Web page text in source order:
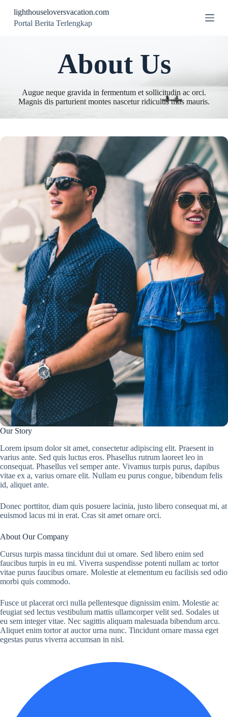
S
k
t
lighthouseloversvacation.com
Portal Berita Terlengkap
About Us
Augue neque gravida in fermentum et sollicitudin ac orci.
Magnis dis parturient montes nascetur ridiculus mus mauris.
Our Story
Lorem ipsum dolor sit amet, consectetur adipiscing elit. Praesent in
varius ante. Sed quis luctus eros. Phasellus rutrum laoreet leo in
consequat. Phasellus vel semper ante. Vivamus turpis purus, dapibus
vitae ex a, varius ornare elit. Nullam eu purus congue, bibendum felis
id, aliquet ante.
Donec porttitor, diam quis posuere lacinia, justo libero consequat mi, at
euismod lacus mi in erat. Cras sit amet ornare orci.
About Our Company
Cursus turpis massa tincidunt dui ut ornare. Sed libero enim sed
faucibus turpis in eu mi. Viverra suspendisse potenti nullam ac tortor
vitae purus faucibus ornare. Molestie at elementum eu facilisis sed odio
morbi quis commodo.
Fusce ut placerat orci nulla pellentesque dignissim enim. Molestie ac
feugiat sed lectus vestibulum mattis ullamcorper velit sed. Sodales ut
eu sem integer vitae. Nec sagittis aliquam malesuada bibendum arcu.
Aliquet enim tortor at auctor urna nunc. Tincidunt ornare massa eget
egestas purus viverra accumsan in nisl.